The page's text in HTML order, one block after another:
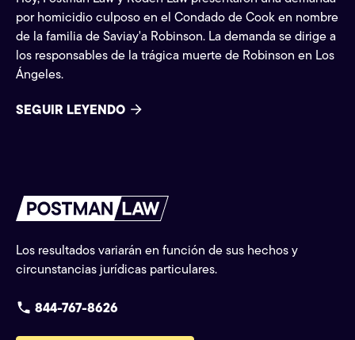
por homicidio culposo en el Condado de Cook en nombre
de la familia de Saviay'a Robinson. La demanda se dirige a
los responsables de la trágica muerte de Robinson en Los
Ángeles.
SEGUIR LEYENDO
Los resultados variarán en función de sus hechos y
circunstancias jurídicas particulares.
844-767-8626